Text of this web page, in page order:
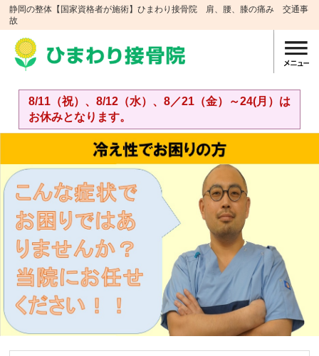
静岡の整体【国家資格者が施術】ひまわり接骨院 肩、腰、膝の痛み 交通事
故
8/11（祝）、8/12（水）、8／21（金）～24(月）は
お休みとなります。